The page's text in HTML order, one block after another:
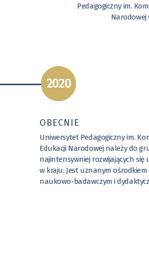
Pedagogiczny im.
Narodowej
2020
OBECNIE
Uniwersytet Pedagogiczny im.
Edukacji Narodowej należy do
najintensywniej rozwijających się
w kraju. Jest uznanym ośrodkiem
naukowo-badawczym i